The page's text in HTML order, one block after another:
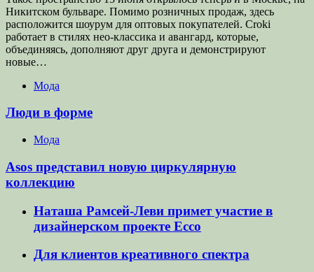
Никитском бульваре. Помимо розничных продаж, здесь
расположится шоурум для оптовых покупателей. Croki
работает в стилях нео-классика и авангард, которые,
объединяясь, дополняют друг друга и демонстрируют
новые…
Мода
Люди в форме
Мода
Asos представил новую циркулярную
коллекцию
Наташа Рамсей-Леви примет участие в
дизайнерском проекте Ecco
Для клиентов креативного спектра